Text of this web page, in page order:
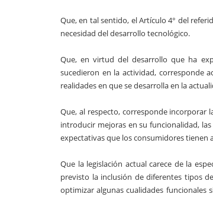
Que, en tal sentido, el Artículo 4° del
necesidad del desarrollo tecnológico.
Que, en virtud del desarrollo que ha
sucedieron en la actividad, corresponde
realidades en que se desarrolla en la
Que, al respecto, corresponde incorporar
introducir mejoras en su funcionalidad,
expectativas que los consumidores tienen
Que la legislación actual carece de la
previsto la inclusión de diferentes tipos
optimizar algunas cualidades